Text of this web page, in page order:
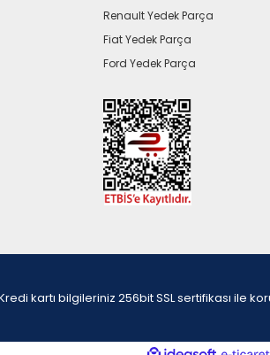
Renault Yedek Parça
Fiat Yedek Parça
Ford Yedek Parça
kartı bilgileriniz 256bit SSL sertifikası ile